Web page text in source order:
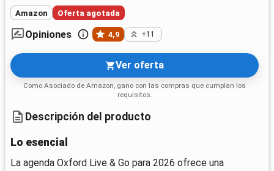
Amazon Oferta agotada
Opiniones 4,9 +11
Ver oferta
Como Asociado de Amazon, gano con las compras que cumplan los
requisitos.
Descripción del producto
Lo esencial
La agenda Oxford Live & Go para 2026 ofrece una